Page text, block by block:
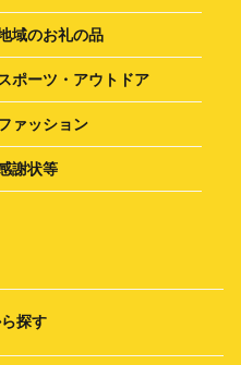
域のお礼の品
スポーツ・アウトドア
ァッション
謝状等
探す